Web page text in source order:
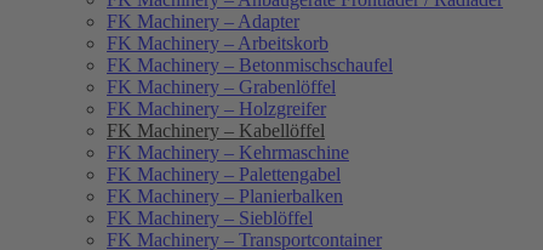
FK Machinery – Adapter
FK Machinery – Arbeitskorb
FK Machinery – Betonmischschaufel
FK Machinery – Grabenlöffel
FK Machinery – Holzgreifer
FK Machinery – Kabellöffel
FK Machinery – Kehrmaschine
FK Machinery – Palettengabel
FK Machinery – Planierbalken
FK Machinery – Sieblöffel
FK Machinery – Transportcontainer